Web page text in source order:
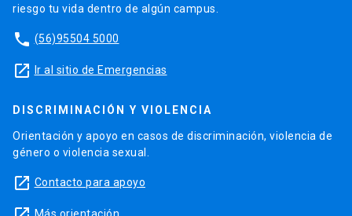
riesgo tu vida dentro de algún campus.
phone (56)95504 5000
launch Ir al sitio de Emergencias
DISCRIMINACIÓN Y VIOLENCIA
Orientación y apoyo en casos de discriminación, violencia de
género o violencia sexual.
launch Contacto para apoyo